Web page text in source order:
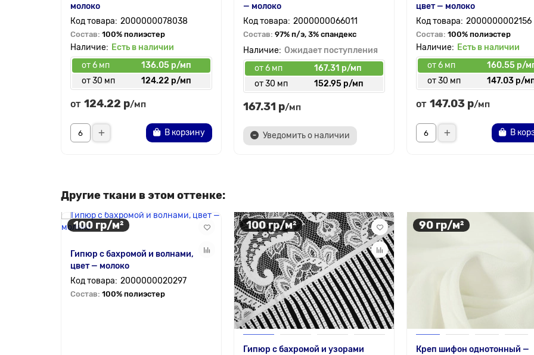
молоко
2000000078038
Состав: 100% полиэстер
Есть в наличии
от 6 мп
136.05 р/мп
от 30 мп
124.22 р/мп
от 124.22 р/мп
В корзину
— молоко
2000000066011
Состав: 97% п/э, 3% спандекс
Ожидает поступления
от 6 мп
167.31 р/мп
от 30 мп
152.95 р/мп
167.31 р/мп
Уведомить о наличии
цвет — молоко
2000000002156
Состав: 100% полиэстер
Есть в наличии
от 6 мп
160.55 р/
от 30 мп
147.03 р/
от 147.03 р/мп
В
Другие ткани в этом оттенке:
100 гр/м²
Гипюр с бахромой и волнами,
цвет — молоко
2000000020297
Состав: 100% полиэстер
100 гр/м²
Гипюр с бахромой и узорами
90 гр/м²
Креп шифон однотонный —